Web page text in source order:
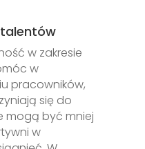
w zakresie
w
pracowników,
się do
mogą być mniej
w